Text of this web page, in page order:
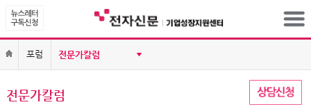
포럼
전문가칼럼